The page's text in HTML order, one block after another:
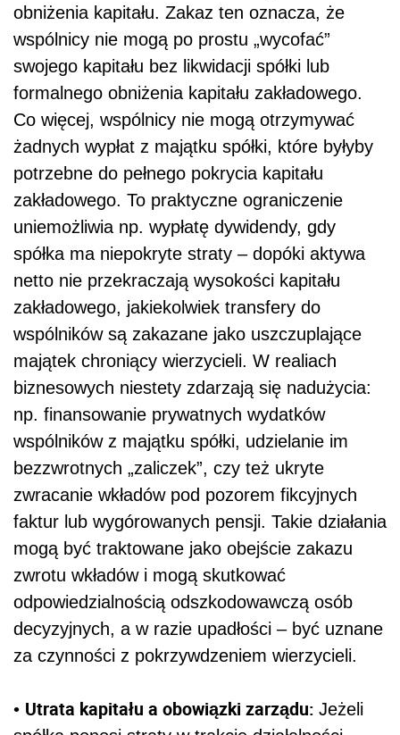
obniżenia kapitału. Zakaz ten oznacza, że
wspólnicy nie mogą po prostu „wycofać”
swojego kapitału bez likwidacji spółki lub
formalnego obniżenia kapitału zakładowego.
Co więcej, wspólnicy nie mogą otrzymywać
żadnych wypłat z majątku spółki, które byłyby
potrzebne do pełnego pokrycia kapitału
zakładowego. To praktyczne ograniczenie
uniemożliwia np. wypłatę dywidendy, gdy
spółka ma niepokryte straty – dopóki aktywa
netto nie przekraczają wysokości kapitału
zakładowego, jakiekolwiek transfery do
wspólników są zakazane jako uszczuplające
majątek chroniący wierzycieli. W realiach
biznesowych niestety zdarzają się nadużycia:
np. finansowanie prywatnych wydatków
wspólników z majątku spółki, udzielanie im
bezzwrotnych „zaliczek”, czy też ukryte
zwracanie wkładów pod pozorem fikcyjnych
faktur lub wygórowanych pensji. Takie działania
mogą być traktowane jako obejście zakazu
zwrotu wkładów i mogą skutkować
odpowiedzialnością odszkodowawczą osób
decyzyjnych, a w razie upadłości – być uznane
za czynności z pokrzywdzeniem wierzycieli.
• Utrata kapitału a obowiązki zarządu: Jeżeli